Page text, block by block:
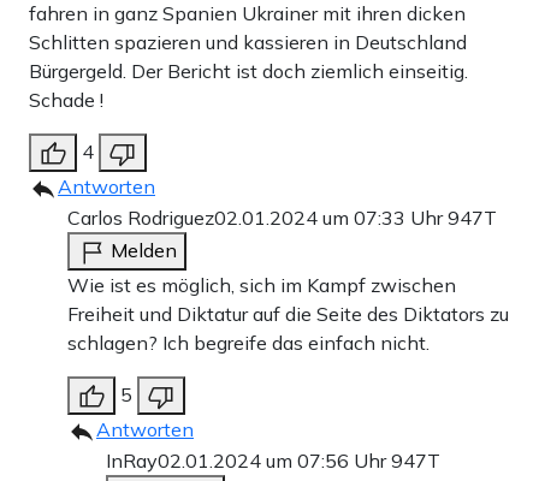
fahren in ganz Spanien Ukrainer mit ihren dicken
Schlitten spazieren und kassieren in Deutschland
Bürgergeld. Der Bericht ist doch ziemlich einseitig.
Schade !
4
Antworten
Carlos Rodriguez02.01.2024 um 07:33 Uhr947T
Melden
Wie ist es möglich, sich im Kampf zwischen
Freiheit und Diktatur auf die Seite des Diktators zu
schlagen? Ich begreife das einfach nicht.
5
Antworten
InRay02.01.2024 um 07:56 Uhr947T